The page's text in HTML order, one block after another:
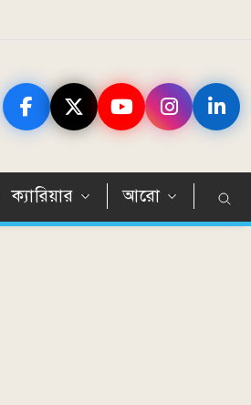
ক্যারিয়ার আরো